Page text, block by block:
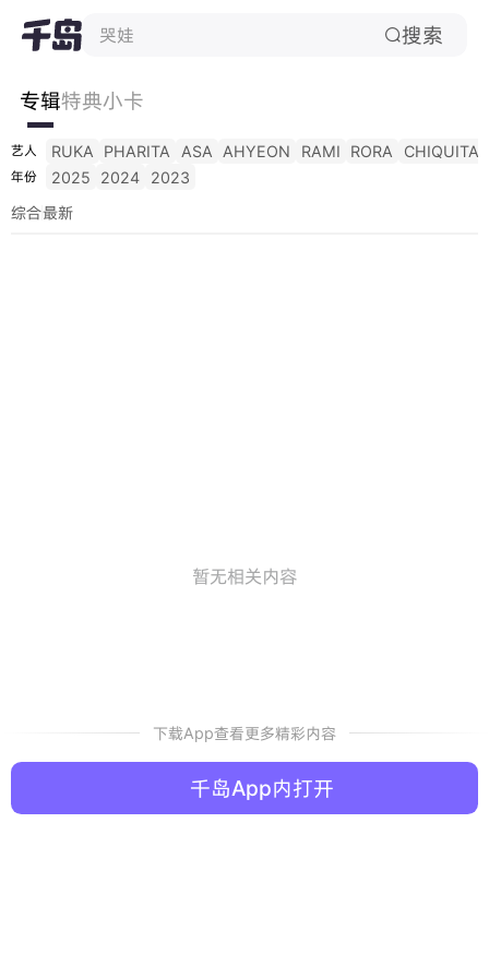
哭娃 搜索
专辑特典小卡
艺人 RUKA PHARITA ASA AHYEON RAMI RORA CHIQUITA
年份 2025 2024
2023
综合最新
暂无相关内容
下载App查看更多精彩内容
千岛App内打开